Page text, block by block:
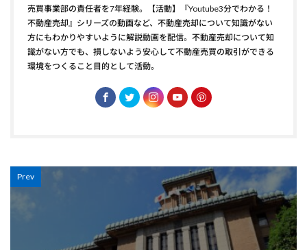
売買事業部の責任者を7年経験。【活動】『Youtube3分でわかる！
不動産売却』シリーズの動画など、不動産売却について知識がない
方にもわかりやすいように解説動画を配信。不動産売却について知
識がない方でも、損しないよう安心して不動産売買の取引ができる
環境をつくること目的として活動。
Prev